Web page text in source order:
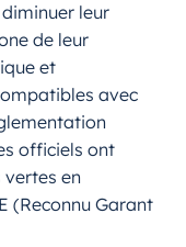
leur
de leur
et
avec
officiels ont
vertes en
(Reconnu Garant